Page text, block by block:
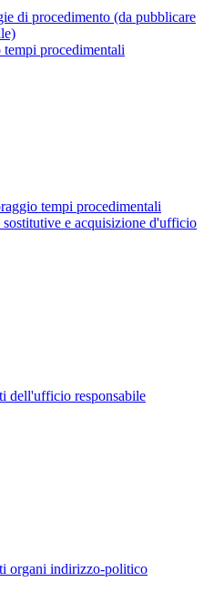
di procedimento (da pubblicare
procedimentali
tempi procedimentali
e acquisizione d'ufficio
dell'ufficio responsabile
organi indirizzo-politico